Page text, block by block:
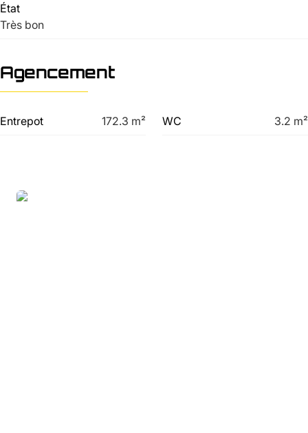
État
Très bon
Agencement
Entrepot 172.3 m² WC 3.2 m²